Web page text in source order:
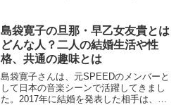
や趣味、性格、今後の活動に至るまで、
幅広くご紹介します。どの...
島袋寛子の旦那・早乙女友貴とは
どんな人？二人の結婚生活や性
格、共通の趣味とは
島袋寛子さんは、元SPEEDのメンバーと
して日本の音楽シーンで活躍してきまし
た。2017年に結婚を発表した相手は、俳